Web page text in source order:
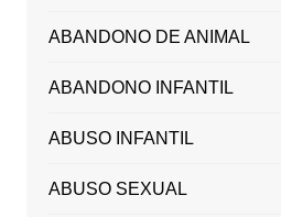
ABANDONO DE ANIMAL
ABANDONO INFANTIL
ABUSO INFANTIL
ABUSO SEXUAL